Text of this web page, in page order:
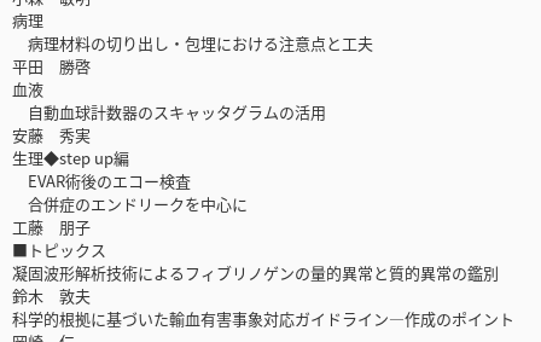
病理
病理材料の切り出し・包埋における注意点と工夫
平田 勝啓
血液
自動血球計数器のスキャッタグラムの活用
安藤 秀実
生理◆step up編
EVAR術後のエコー検査
合併症のエンドリークを中心に
工藤 朋子
■トピックス
凝固波形解析技術によるフィブリノゲンの量的異常と質的異常の鑑別
鈴木 敦夫
科学的根拠に基づいた輸血有害事象対応ガイドライン―作成のポイント